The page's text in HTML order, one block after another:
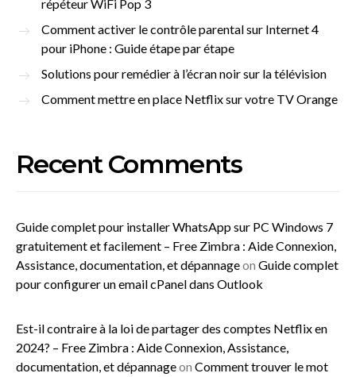
répéteur WiFi Pop 3
Comment activer le contrôle parental sur Internet 4
pour iPhone : Guide étape par étape
Solutions pour remédier à l’écran noir sur la télévision
Comment mettre en place Netflix sur votre TV Orange
Recent Comments
Guide complet pour installer WhatsApp sur PC Windows 7
gratuitement et facilement – Free Zimbra : Aide Connexion,
Assistance, documentation, et dépannageon Guide complet
pour configurer un email cPanel dans Outlook
Est-il contraire à la loi de partager des comptes Netflix en
2024? – Free Zimbra : Aide Connexion, Assistance,
documentation, et dépannageon Comment trouver le mot